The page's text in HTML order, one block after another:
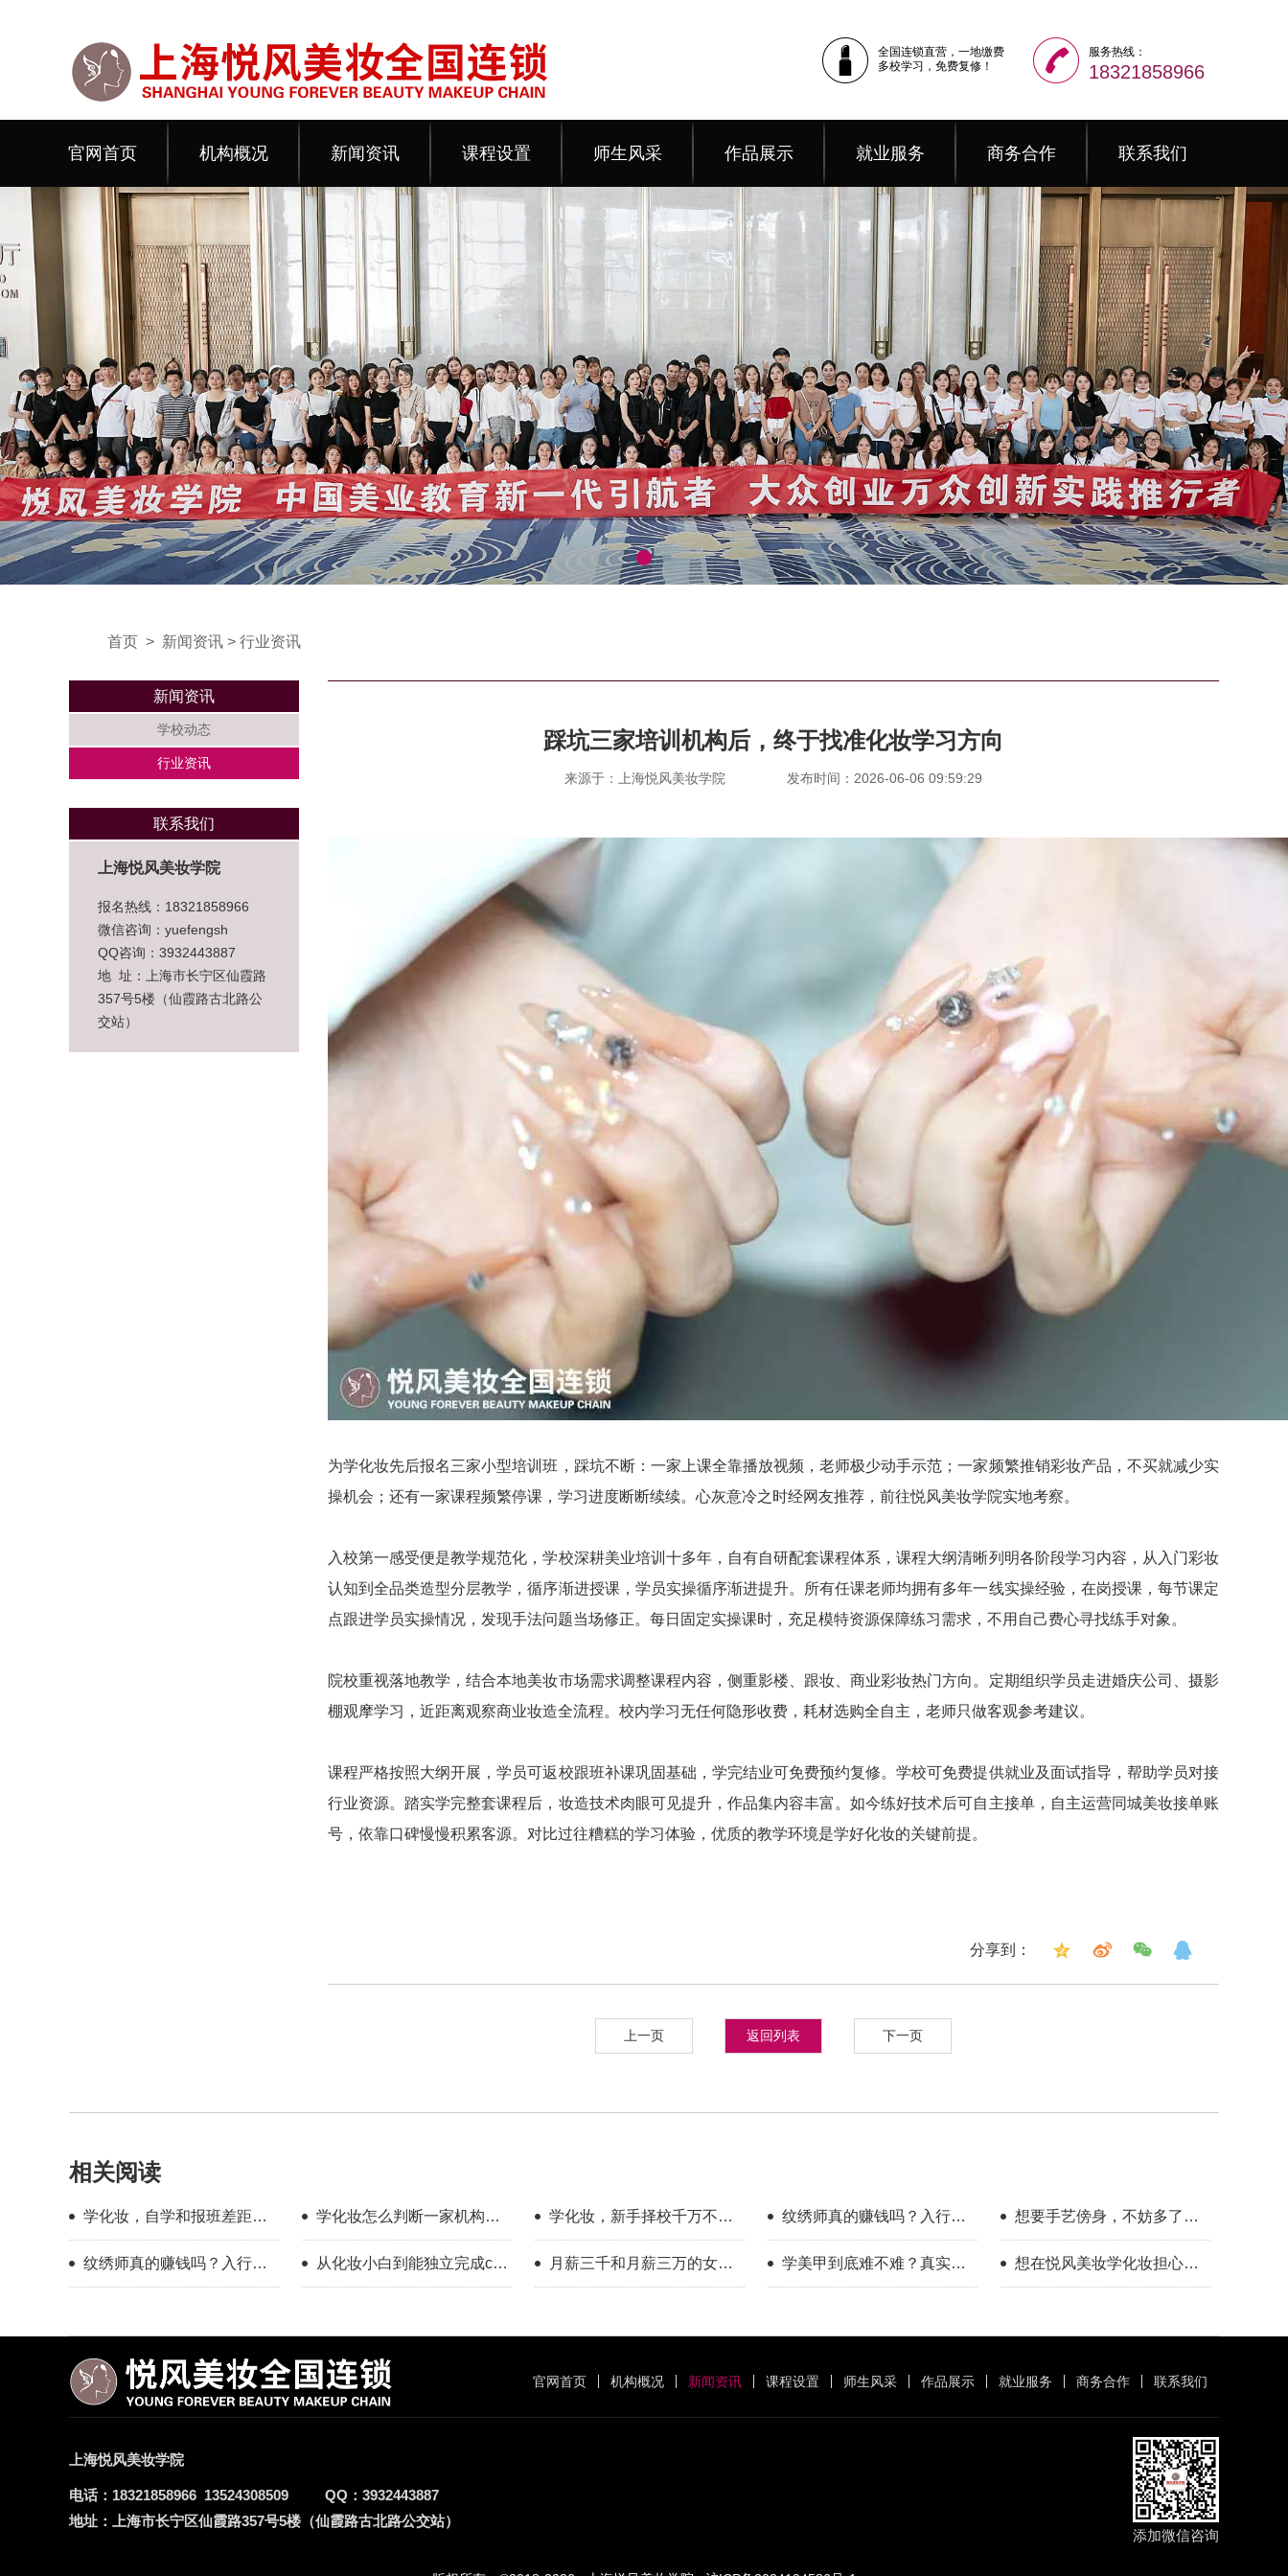
全国连锁直营，一地缴费
多校学习，免费复修！
服务热线：
18321858966
官网首页 机构概况 新闻资讯 课程设置 师生风采 作品展示 就业服务 商务合作 联系我们
首页 > 新闻资讯 > 行业资讯
新闻资讯
学校动态
行业资讯
联系我们
上海悦风美妆学院
报名热线：18321858966
微信咨询：yuefengsh
QQ咨询：3932443887
地 址：上海市长宁区仙霞路
357号5楼（仙霞路古北路公
交站）
踩坑三家培训机构后，终于找准化妆学习方向
来源于：上海悦风美妆学院 发布时间：2026-06-06 09:59:29
为学化妆先后报名三家小型培训班，踩坑不断：一家上课全靠播放视频，老师极少动手示范；一家频繁推销彩妆产品，不买就减少实
操机会；还有一家课程频繁停课，学习进度断断续续。心灰意冷之时经网友推荐，前往悦风美妆学院实地考察。
入校第一感受便是教学规范化，学校深耕美业培训十多年，自有自研配套课程体系，课程大纲清晰列明各阶段学习内容，从入门彩妆
认知到全品类造型分层教学，循序渐进授课，学员实操循序渐进提升。所有任课老师均拥有多年一线实操经验，在岗授课，每节课定
点跟进学员实操情况，发现手法问题当场修正。每日固定实操课时，充足模特资源保障练习需求，不用自己费心寻找练手对象。
院校重视落地教学，结合本地美妆市场需求调整课程内容，侧重影楼、跟妆、商业彩妆热门方向。定期组织学员走进婚庆公司、摄影
棚观摩学习，近距离观察商业妆造全流程。校内学习无任何隐形收费，耗材选购全自主，老师只做客观参考建议。
课程严格按照大纲开展，学员可返校跟班补课巩固基础，学完结业可免费预约复修。学校可免费提供就业及面试指导，帮助学员对接
行业资源。踏实学完整套课程后，妆造技术肉眼可见提升，作品集内容丰富。如今练好技术后可自主接单，自主运营同城美妆接单账
号，依靠口碑慢慢积累客源。对比过往糟糕的学习体验，优质的教学环境是学好化妆的关键前提。
分享到：
相关阅读
学化妆，自学和报班差距到
底有多大？
学化妆怎么判断一家机构教
学靠不靠谱？
学化妆，新手择校千万不要
只看外表
纹绣师真的赚钱吗？入行半
年的真实感受
想要手艺傍身，不妨多了解
一下美业这个方向
纹绣师真的赚钱吗？入行半
年的真实感受
从化妆小白到能独立完成cos
全妆，普通人也做得到
月薪三千和月薪三万的女
生，差的是一门可变现的手
学美甲到底难不难？真实经
历告诉你答案
想在悦风美妆学化妆担心班
里人多学不会？
上一页 返回列表 下一页
官网首页 机构概况 新闻资讯 课程设置 师生风采 作品展示 就业服务 商务合作 联系我们
上海悦风美妆学院
电话： 18321858966 13524308509 QQ： 3932443887
地址：
上海市长宁区仙霞路357号5楼（仙霞路古北路公交站）
添加微信咨询